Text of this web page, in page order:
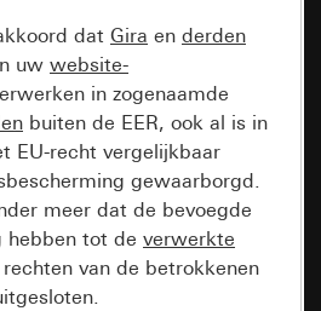
dat Gira en derden
uw website-
in zogenaamde
buiten de EER, ook al is in
EU-recht vergelijkbaar
gewaarborgd.
meer dat de bevoegde
hebben tot de verwerkte
van de betrokkenen